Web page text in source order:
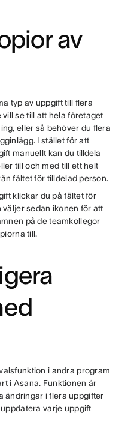
av
typ av uppgift till flera
se till att hela företaget
eller så behöver du flera
I stället för att
manuellt kan du tilldela
till och med till ett helt
fältet för tilldelad person.
klickar du på fältet för
sedan ikonen för att
på de teamkollegor
till.
i andra program
i Asana. Funktionen är
ändringar i flera uppgifter
varje uppgift